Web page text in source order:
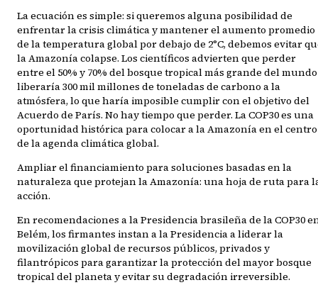
La ecuación es simple: si queremos alguna posibilidad de
enfrentar la crisis climática y mantener el aumento promedio
de la temperatura global por debajo de 2°C, debemos evitar
la Amazonía colapse. Los científicos advierten que perder
entre el 50% y 70% del bosque tropical más grande del mundo
liberaría 300 mil millones de toneladas de carbono a la
atmósfera, lo que haría imposible cumplir con el objetivo del
Acuerdo de París. No hay tiempo que perder. La COP30 es una
oportunidad histórica para colocar a la Amazonía en el centro
de la agenda climática global.
Ampliar el financiamiento para soluciones basadas en la
naturaleza que protejan la Amazonía: una hoja de ruta para
acción.
En recomendaciones a la Presidencia brasileña de la COP30
Belém, los firmantes instan a la Presidencia a liderar la
movilización global de recursos públicos, privados y
filantrópicos para garantizar la protección del mayor bosque
tropical del planeta y evitar su degradación irreversible.